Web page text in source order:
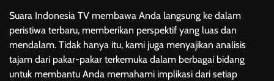
Suara Indonesia TV membawa Anda langsung ke dalam
peristiwa terbaru, memberikan perspektif yang luas dan
mendalam. Tidak hanya itu, kami juga menyajikan analisis
tajam dari pakar-pakar terkemuka dalam berbagai bidang
untuk membantu Anda memahami implikasi dari setiap